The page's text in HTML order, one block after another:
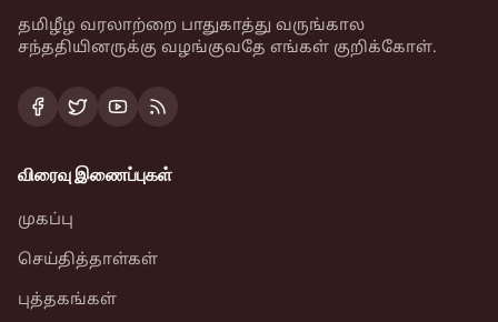
தமிழீழ வரலாற்றை பாதுகாத்து வருங்கால
சந்ததியினருக்கு வழங்குவதே எங்கள் குறிக்கோள்.
விரைவு இணைப்புகள்
முகப்பு
செய்தித்தாள்கள்
புத்தகங்கள்